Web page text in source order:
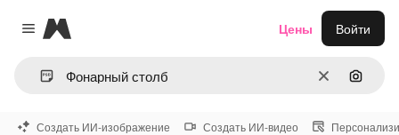
Close menu
Magnific
ОчиститьПоиск
Цены Войти
Создать ИИ-изображение Создать ИИ-видео